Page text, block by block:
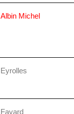
Albin Michel
Eyrolles
Fayard